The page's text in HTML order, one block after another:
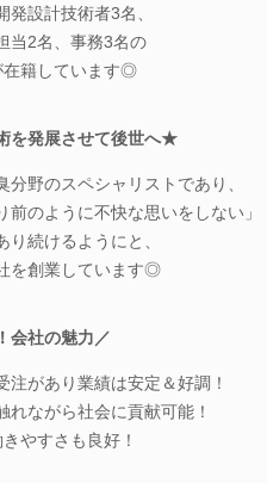
発設計技術者3名、
当2名、事務3名の
在籍しています◎
を発展させて後世へ★
分野のスペシャリストであり、
前のように不快な思いをしない」
り続けるようにと、
を創業しています◎
会社の魅力／
注があり業績は安定＆好調！
れながら社会に貢献可能！
やすさも良好！